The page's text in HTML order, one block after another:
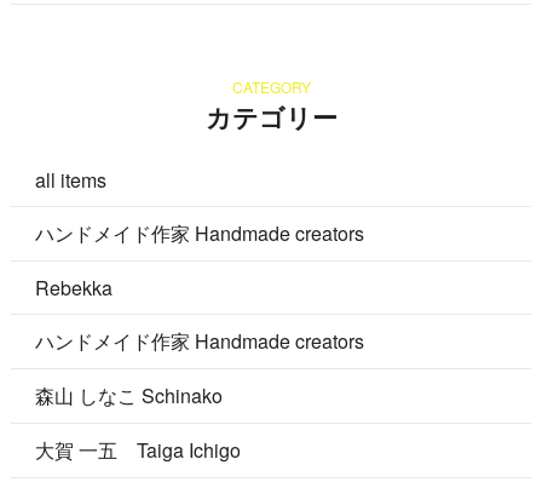
CATEGORY
カテゴリー
all items
ハンドメイド作家 Handmade creators
Rebekka
ハンドメイド作家 Handmade creators
森山 しなこ Schinako
大賀 一五 Taiga Ichigo